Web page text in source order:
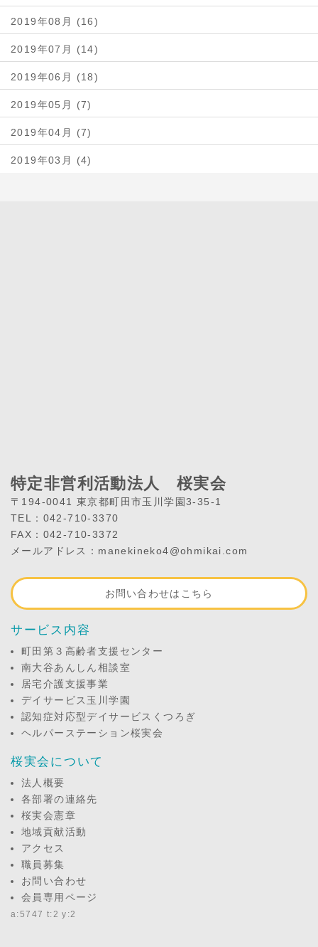
2019年08月 (16)
2019年07月 (14)
2019年06月 (18)
2019年05月 (7)
2019年04月 (7)
2019年03月 (4)
特定非営利活動法人 桜実会
〒194-0041 東京都町田市玉川学園3-35-1
TEL：042-710-3370
FAX：042-710-3372
メールアドレス：manekineko4@ohmikai.com
お問い合わせはこちら
サービス内容
町田第３高齢者支援センター
南大谷あんしん相談室
居宅介護支援事業
デイサービス玉川学園
認知症対応型デイサービスくつろぎ
ヘルパーステーション桜実会
桜実会について
法人概要
各部署の連絡先
桜実会憲章
地域貢献活動
アクセス
職員募集
お問い合わせ
会員専用ページ
a:5747 t:2 y:2